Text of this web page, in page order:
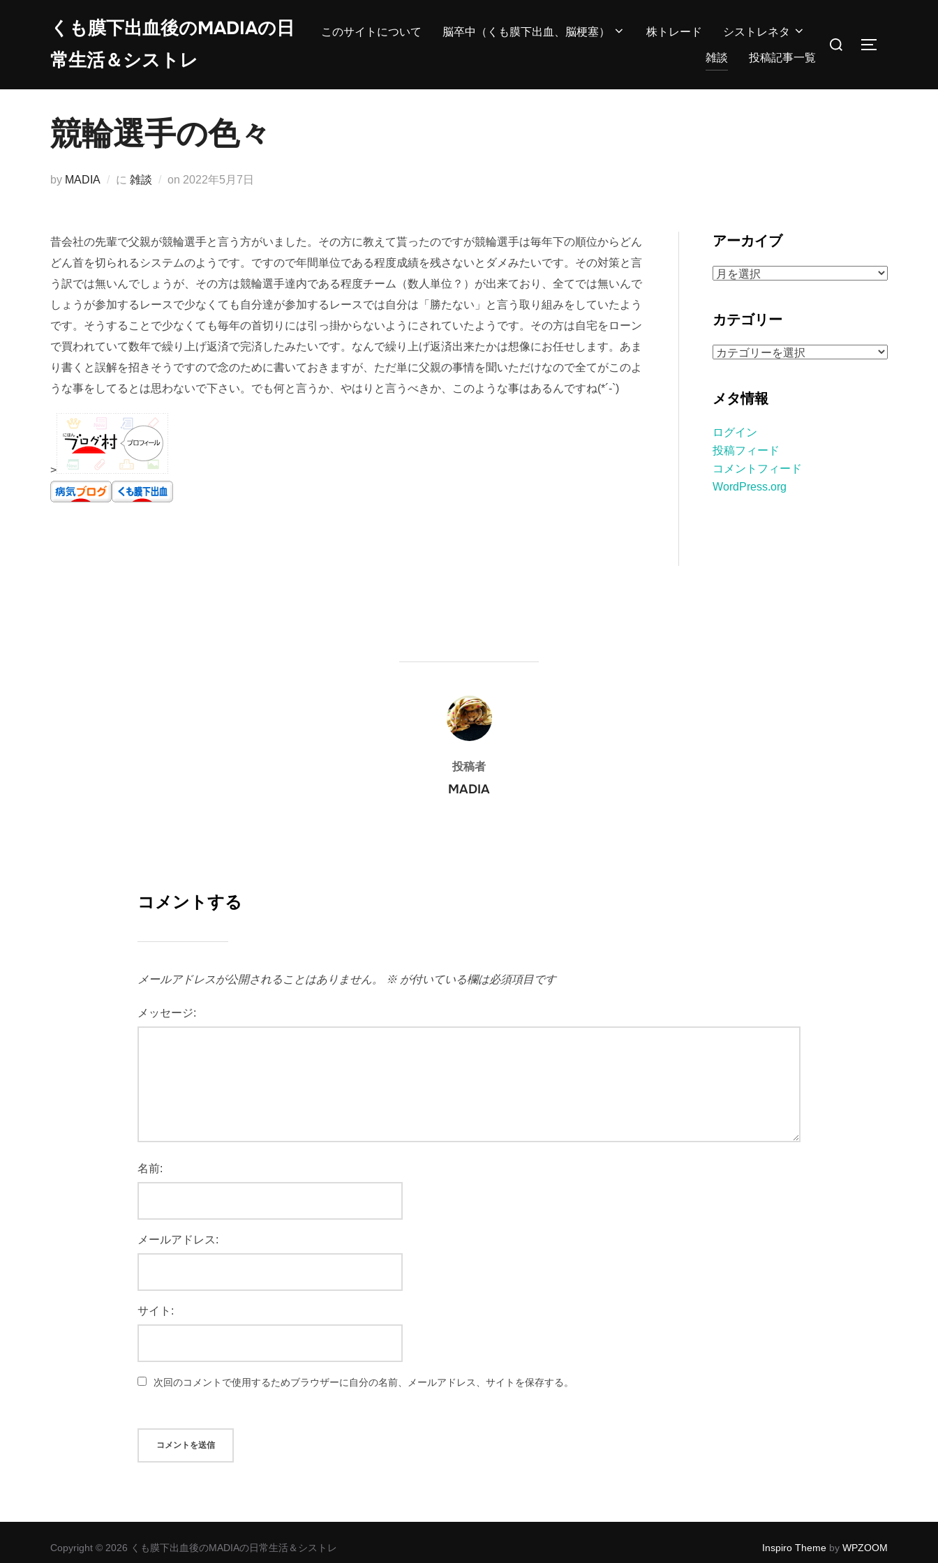
ツ
くも膜下出血後のMADIAの日
常生活＆シストレ
このサイトについて 脳卒中（くも膜下出血、脳梗塞） 株トレード
シストレネタ
雑談
投稿記事一覧
検
サイドバー
競輪選手の色々
by MADIA に 雑談 on 投
2022年5月7日
昔会社の先輩で父親が競輪選手と言う方がいました。その方に教えて貰ったのですが競輪選手は毎年下の順位からどん
どん首を切られるシステムのようです。ですので年間単位である程度成績を残さないとダメみたいです。その対策と言
う訳では無いんでしょうが、その方は競輪選手達内である程度チーム（数人単位？）が出来ており、全てでは無いんで
しょうが参加するレースで少なくても自分達が参加するレースでは自分は「勝たない」と言う取り組みをしていたよう
です。そうすることで少なくても毎年の首切りには引っ掛からないようにされていたようです。その方は自宅をローン
で買われていて数年で繰り上げ返済で完済したみたいです。なんで繰り上げ返済出来たかは想像にお任せします。あま
り書くと誤解を招きそうですので念のために書いておきますが、ただ単に父親の事情を聞いただけなので全てがこのよ
うな事をしてるとは思わないで下さい。でも何と言うか、やはりと言うべきか、このような事はあるんですね(*´-`)
>
アーカイブ
ア
イ
ブ
カテゴリー
カ
リ
メタ情報
ログイン
投稿フィード
コメントフィード
WordPress.org
投稿者
投稿者
MADIA
コメントする
メールアドレスが公開されることはありません。 ※ が付いている欄は必須項目です
メッセージ:
名前:
メールアドレス:
サイト:
次回のコメントで使用するためブラウザーに自分の名前、メールアドレス、サイトを保存する。
Copyright © 2026 くも膜下出血後のMADIAの日常生活＆シストレ Inspiro Theme by WPZOOM